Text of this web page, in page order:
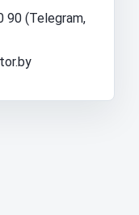
90 (Telegram,